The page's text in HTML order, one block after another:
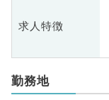
求人特徴
勤務地